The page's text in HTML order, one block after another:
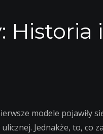
Historia i
modele pojawiły
Jednakże, to, co